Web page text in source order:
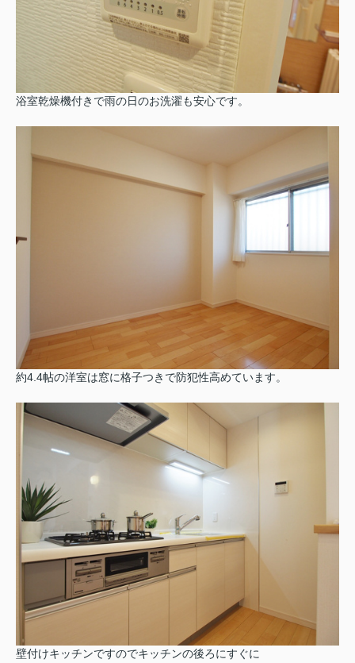
浴室乾燥機付きで雨の日のお洗濯も安心です。
約4.4帖の洋室は窓に格子つきで防犯性高めています。
壁付けキッチンですのでキッチンの後ろにすぐに